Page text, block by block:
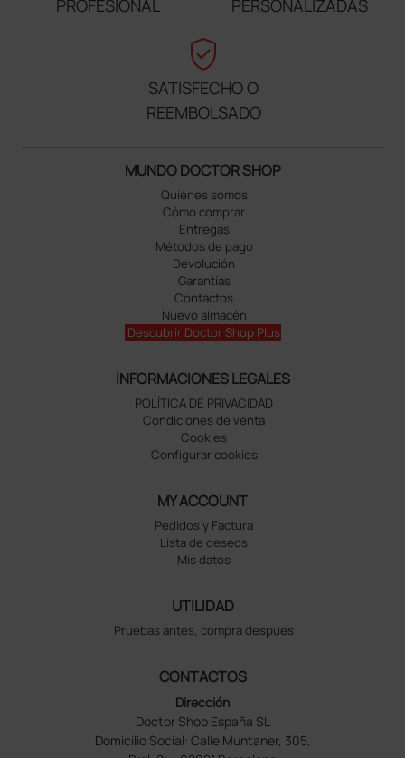
PROFESIONAL
PERSONALIZADAS
verified_user
SATISFECHO O
REEMBOLSADO
MUNDO DOCTOR SHOP
Quiénes somos
Cómo comprar
Entregas
Métodos de pago
Devolución
Garantías
Contactos
Nuevo almacén
Descubrir Doctor Shop Plus
INFORMACIONES LEGALES
POLÍTICA DE PRIVACIDAD
Condiciones de venta
Cookies
Configurar cookies
MY ACCOUNT
Pedidos y Factura
Lista de deseos
Mis datos
UTILIDAD
Pruebas antes, compra despues
CONTACTOS
Dirección
Doctor Shop España SL
Domicilio Social: Calle Muntaner, 305,